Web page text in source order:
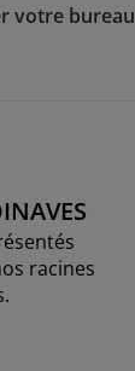
votre bureau
racines